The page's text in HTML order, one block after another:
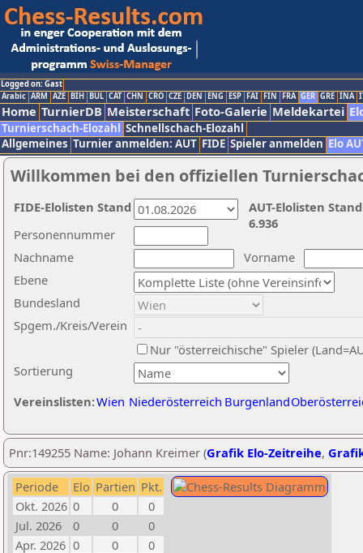
Logged on: Gast
Arabic ARM AZE BIH BUL CAT CHN CRO CZE DEN ENG ESP FAI FIN FRA GER GRE INA
Home TurnierDB Meisterschaft Foto-Galerie Meldekartei
Turnierschach-Elozahl Schnellschach-Elozahl
Allgemeines Turnier anmelden: AUT FIDE Spieler anmelden Elo
Willkommen bei den offiziellen
Nachname
Vorname
Ebene
Sortierung
Personennummer
Bundesland
Spgem./Kreis/Verein
Nur "österreichische" Spieler
Vereinslisten:Wien Niederösterreich Burgenland
AUT-Elolisten
6.936
FIDE-Elolisten Stand
Pnr:149255 Name: Johann Kreimer (Grafik Elo-Zeitreihe,
Periode Elo Partien Pkt.
Okt. 2026 0 0
0
Jul. 2026
0 0
0
Apr. 2026 0 0
0